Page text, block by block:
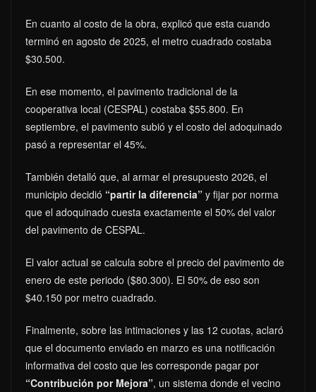
En cuanto al costo de la obra, explicó que esta cuando
terminó en agosto de 2025, el metro cuadrado costaba
$30.500.
En ese momento, el pavimento tradicional de la
cooperativa local (CESPAL) costaba $55.800. En
septiembre, el pavimento subió y el costo del adoquinado
pasó a representar el 45%.
También detalló que, al armar el presupuesto 2026, el
municipio decidió “partir la diferencia” y fijar por norma
que el adoquinado cuesta exactamente el 50% del valor
del pavimento de CESPAL.
El valor actual se calcula sobre el precio del pavimento de
enero de este periodo ($80.300). El 50% de eso son
$40.150 por metro cuadrado.
Finalmente, sobre las intimaciones y las 12 cuotas, aclaró
que el documento enviado en marzo es una notificación
informativa del costo que les corresponde pagar por
“Contribución por Mejora”, un sistema donde el vecino